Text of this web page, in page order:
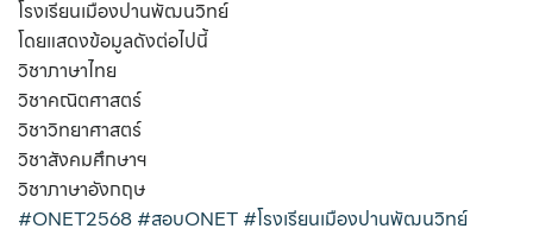
โรงเรียนเมืองปานพัฒนวิทย์
โดยแสดงข้อมูลดังต่อไปนี้
วิชาภาษาไทย
วิชาคณิตศาสตร์
วิชาวิทยาศาสตร์
วิชาสังคมศึกษาฯ
วิชาภาษาอังกฤษ
#ONET2568 #สอบONET #โรงเรียนเมืองปานพัฒนวิทย์